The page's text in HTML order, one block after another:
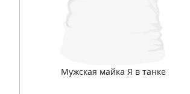
Мужская майка Я в танке